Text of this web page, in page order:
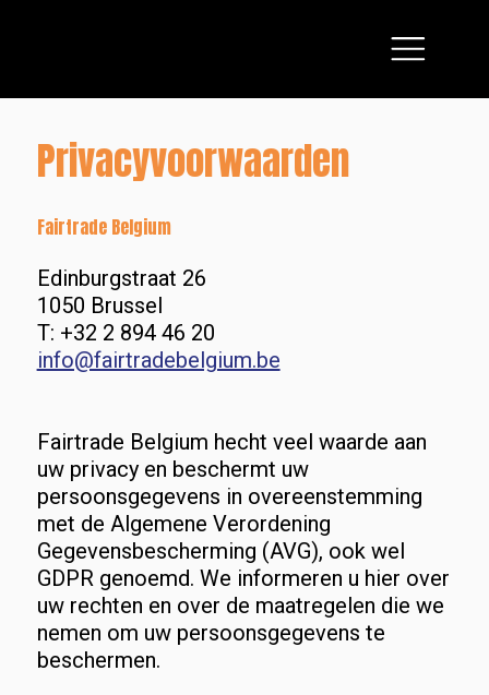
Privacyvoorwaarden
Fairtrade Belgium
Edinburgstraat 26
1050 Brussel
T: +32 2 894 46 20
info@fairtradebelgium.be
Fairtrade Belgium hecht veel waarde aan
uw privacy en beschermt uw
persoonsgegevens in overeenstemming
met de Algemene Verordening
Gegevensbescherming (AVG), ook wel
GDPR genoemd. We informeren u hier over
uw rechten en over de maatregelen die we
nemen om uw persoonsgegevens te
beschermen.